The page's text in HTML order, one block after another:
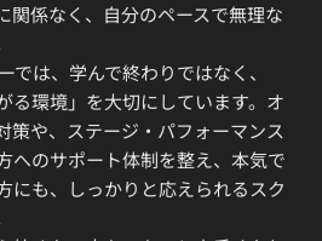
関係なく、自分のペースで無理な
では、学んで終わりではなく、
る環境」を大切にしています。オ
策や、ステージ・パフォーマンス
へのサポート体制を整え、本気で
にも、しっかりと応えられるスク